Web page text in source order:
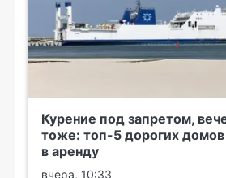
Курение под запретом,
тоже: топ-5 дорогих
в аренду
вчера, 10:33